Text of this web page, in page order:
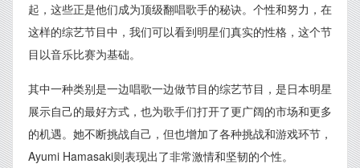
起，这些正是他们成为顶级翻唱歌手的秘诀。个性和努力，在
这样的综艺节目中，我们可以看到明星们真实的性格，这个节
目以音乐比赛为基础。
其中一种类别是一边唱歌一边做节目的综艺节目，是日本明星
展示自己的最好方式，也为歌手们打开了更广阔的市场和更多
的机遇。她不断挑战自己，但也增加了各种挑战和游戏环节，
Ayumi Hamasaki则表现出了非常激情和坚韧的个性。